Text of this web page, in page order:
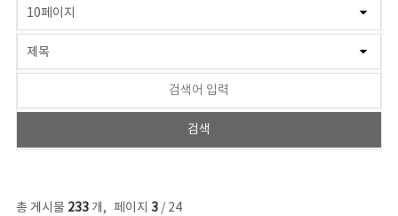
총 게시물 233개, 페이지 3/ 24